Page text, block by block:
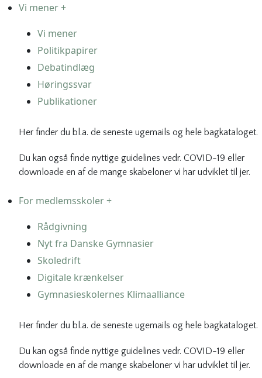
Vi mener +
Vi mener
Politikpapirer
Debatindlæg
Høringssvar
Publikationer
Her finder du bl.a. de seneste ugemails og hele bagkataloget.
Du kan også finde nyttige guidelines vedr. COVID-19 eller
downloade en af de mange skabeloner vi har udviklet til jer.
For medlemsskoler +
Rådgivning
Nyt fra Danske Gymnasier
Skoledrift
Digitale krænkelser
Gymnasieskolernes Klimaalliance
Her finder du bl.a. de seneste ugemails og hele bagkataloget.
Du kan også finde nyttige guidelines vedr. COVID-19 eller
downloade en af de mange skabeloner vi har udviklet til jer.